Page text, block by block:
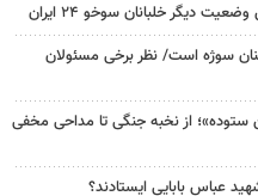
دیگر خلبانان سوخو ۲۴ ایران
سوژه است/ نظر برخی مسئولان
از نخبه جنگی تا مداحی مخفی
عباس بابایی ایستادند؟